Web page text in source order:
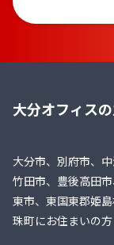
大分オフィス
大分市、別府市、
竹田市、豊後高田
東市、東国東郡姫
珠町にお住まいの方